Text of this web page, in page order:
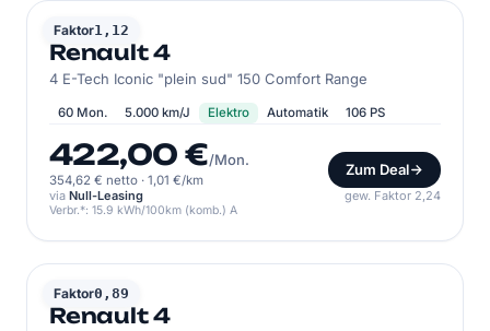
Faktor1,12
RENAULT
Renault 4
4 E-Tech Iconic "plein sud" 150 Comfort Range
60 Mon. 5.000 km/J Elektro Automatik 106 PS
422,00 €/Mon.
354,62 € netto · 1,01 €/km
Zum Deal
via Null-Leasing gew. Faktor 2,24
Verbr.*: 15.9 kWh/100km (komb.) A
Faktor0,89
RENAULT
Renault 4